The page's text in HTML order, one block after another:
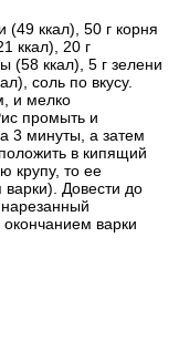
(49 ккал), 50 г корня
ккал), 20 г
(58 ккал), 5 г зелени
соль по вкусу.
и мелко
промыть и
3 минуты, а затем
в кипящий
крупу, то ее
Довести до
варки